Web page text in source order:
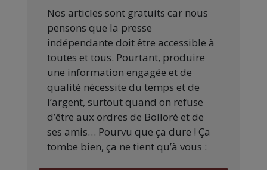
Nos articles sont gratuits car nous
pensons que la presse
indépendante doit être accessible à
toutes et tous. Pourtant, produire
une information engagée et de
qualité nécessite du temps et de
l’argent, surtout quand on refuse
d’être aux ordres de Bolloré et de
ses amis… Pourvu que ça dure ! Ça
tombe bien, ça ne tient qu’à vous :